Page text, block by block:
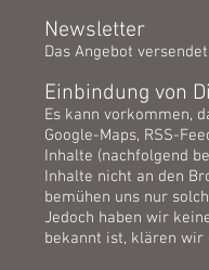
Newsletter
Das Angebot
Einbindung von
Es kann vorkommen,
Google-Maps, RSS-
Inhalte (nachfolgend
Inhalte nicht an den
bemühen uns nur
Jedoch haben wir
bekannt ist, klären wir